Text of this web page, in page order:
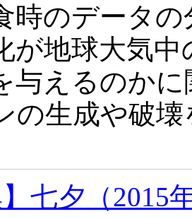
時のデータ
が地球大気
与えるのか
の生成や破
】七夕（2015